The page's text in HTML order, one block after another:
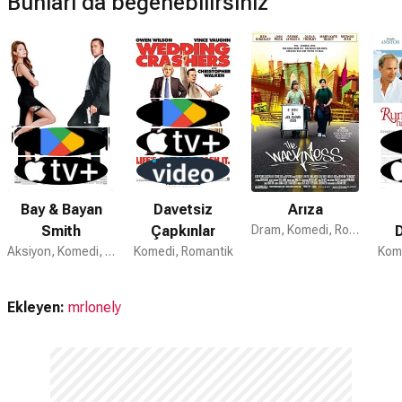
Gerçek Aşk filmi ödül aldı mı?
Gerçek Aşk filmi hiç ödül kazanamamıştır.
Bay & Bayan
Smith
Aksiyon, Komedi, Dram
Davetsiz
Çapkınlar
Komedi, Romantik
Arıza
Dram, Komedi, Romantik
Ekleyen: mrlonely